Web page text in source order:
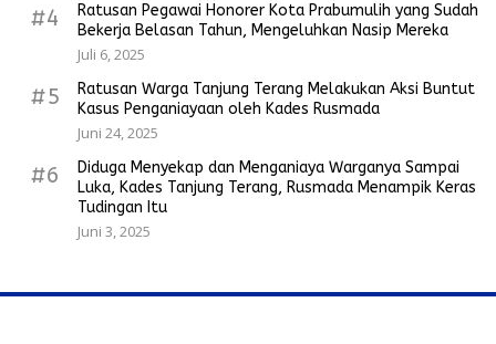
#4
Ratusan Pegawai Honorer Kota Prabumulih yang Sudah
Bekerja Belasan Tahun, Mengeluhkan Nasip Mereka
Juli 6, 2025
#5
Ratusan Warga Tanjung Terang Melakukan Aksi Buntut
Kasus Penganiayaan oleh Kades Rusmada
Juni 24, 2025
#6
Diduga Menyekap dan Menganiaya Warganya Sampai
Luka, Kades Tanjung Terang, Rusmada Menampik Keras
Tudingan Itu
Juni 3, 2025